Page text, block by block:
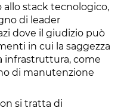
allo stack tecnologico,
di leader
dove il giudizio può
in cui la saggezza
infrastruttura, come
di manutenzione
si tratta di